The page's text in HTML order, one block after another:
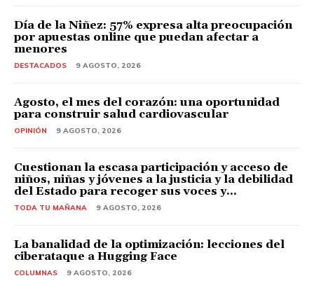
Día de la Niñez: 57% expresa alta preocupación
por apuestas online que puedan afectar a
menores
DESTACADOS 9 AGOSTO, 2026
Agosto, el mes del corazón: una oportunidad
para construir salud cardiovascular
OPINIÓN 9 AGOSTO, 2026
Cuestionan la escasa participación y acceso de
niños, niñas y jóvenes a la justicia y la debilidad
del Estado para recoger sus voces y...
TODA TU MAÑANA 9 AGOSTO, 2026
La banalidad de la optimización: lecciones del
ciberataque a Hugging Face
COLUMNAS 9 AGOSTO, 2026